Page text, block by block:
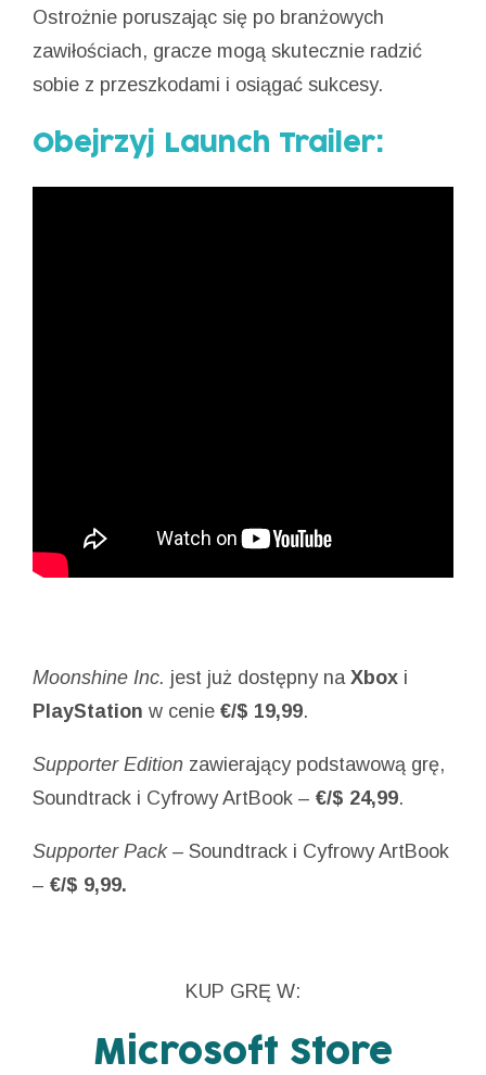
Ostrożnie poruszając się po branżowych
zawiłościach, gracze mogą skutecznie radzić
sobie z przeszkodami i osiągać sukcesy.
Obejrzyj Launch Trailer:
Moonshine Inc. jest już dostępny na Xbox i
PlayStation w cenie €/$ 19,99.
Supporter Edition zawierający podstawową grę,
Soundtrack i Cyfrowy ArtBook – €/$ 24,99.
Supporter Pack – Soundtrack i Cyfrowy ArtBook
– €/$ 9,99.
KUP GRĘ W:
Microsoft Store